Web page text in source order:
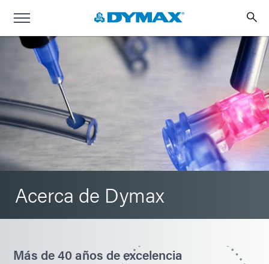
Acerca de Dymax
Más de 40 años de excelencia